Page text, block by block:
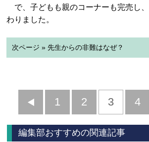
で、子どもも親のコーナーも完売し
わりました。
次ページ » 先生からの非難はなぜ？
前
へ
1 2 3 4
編集部おすすめの関連記事